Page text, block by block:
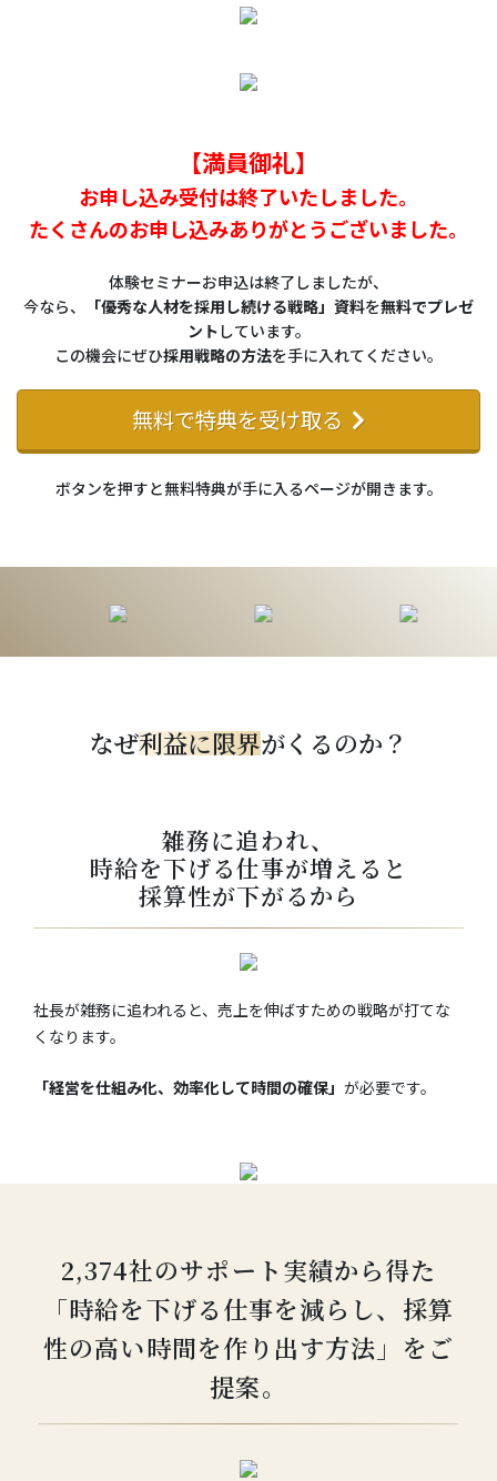
【満員御礼】
お申し込み受付は終了いたしました。
たくさんのお申し込みありがとうございました。
体験セミナーお申込は終了しましたが、
今なら、
「優秀な人材を採用し続ける戦略」資料を無料でプレゼ
ント しています。
この機会にぜひ採用戦略の方法を手に入れてください。
無料で特典を受け取る
ボタンを押すと無料特典が手に入るページが開きます。
なぜ利益に限界がくるのか？
雑務に追われ、
時給を下げる仕事が増えると
採算性が下がるから
社長が雑務に追われると、売上を伸ばすための戦略が打てな
くなります。
「経営を仕組み化、効率化して時間の確保」 が必要です。
2,374社のサポート実績から得た
「時給を下げる仕事を減らし、採算
性の高い時間を作り出す方法」をご
提案。